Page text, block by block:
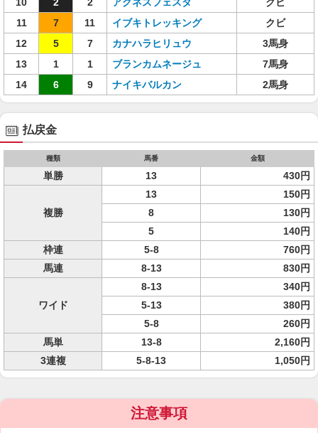
11
7 11 イブキトレッキング
クビ
12
5 7 カナハラヒリュウ
3馬身
13
1 1 ブランカムネージュ
7馬身
14
6 9 ナイキバルカン 2馬身
払戻金
種類 馬番 金額
単勝 13 430円
複勝
13
150円
8
130円
5
140円
枠連
5-8
760円
馬連
8-13 830円
ワイド
8-13
340円
5-13
380円
5-8
260円
馬単
13-8
2,160円
3連複
5-8-13 1,050円
注意事項